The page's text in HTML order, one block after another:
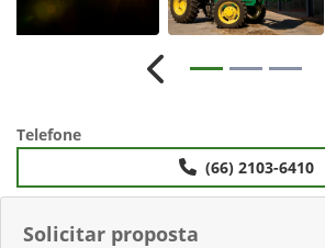
Solicitar proposta
Anterior
Telefone
(66) 2103-6410